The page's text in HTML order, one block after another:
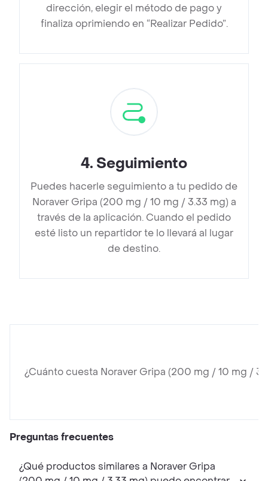
dirección, elegir el método de pago y
finaliza oprimiendo en “Realizar Pedido”.
4. Seguimiento
Puedes hacerle seguimiento a tu pedido de
Noraver Gripa (200 mg / 10 mg / 3.33 mg) a
través de la aplicación. Cuando el pedido
esté listo un repartidor te lo llevará al lugar
de destino.
¿Cuánto cuesta Noraver Gripa (200 mg / 10 mg /
Preguntas frecuentes
¿Qué productos similares a Noraver Gripa